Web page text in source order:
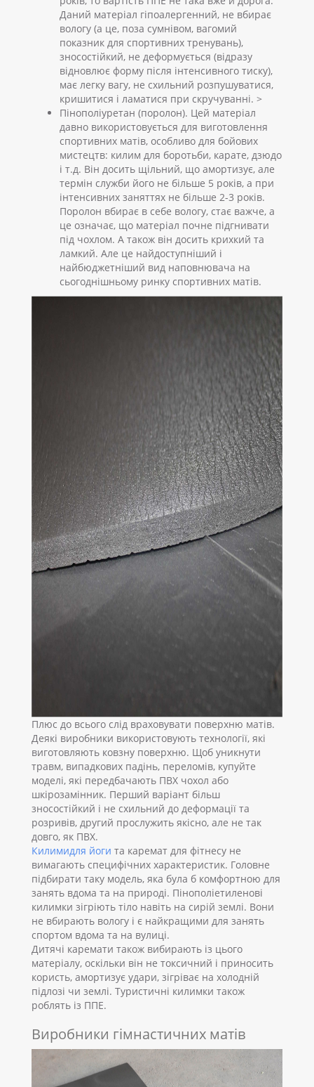
Даний матеріал гіпоалергенний, не вбирає
вологу (а це, поза сумнівом, вагомий
показник для спортивних тренувань),
зносостійкий, не деформується (відразу
відновлює форму після інтенсивного тиску),
має легку вагу, не схильний розпушуватися,
кришитися і ламатися при скручуванні. >
Пінополіуретан (поролон). Цей матеріал
давно використовується для виготовлення
спортивних матів, особливо для бойових
мистецтв: килим для боротьби, карате, дзюдо
і т.д. Він досить щільний, що амортизує, але
термін служби його не більше 5 років, а при
інтенсивних заняттях не більше 2-3 років.
Поролон вбирає в себе вологу, стає важче, а
це означає, що матеріал почне підгнивати
під чохлом. А також він досить крихкий та
ламкий. Але це найдоступніший і
найбюджетніший вид наповнювача на
сьогоднішньому ринку спортивних матів.
Плюс до всього слід враховувати поверхню матів.
Деякі виробники використовують технології, які
виготовляють ковзну поверхню. Щоб уникнути
травм, випадкових падінь, переломів, купуйте
моделі, які передбачають ПВХ чохол або
шкірозамінник. Перший варіант більш
зносостійкий і не схильний до деформації та
розривів, другий прослужить якісно, але не так
довго, як ПВХ.
Килимидля йоги та каремат для фітнесу не
вимагають специфічних характеристик. Головне
підбирати таку модель, яка була б комфортною для
занять вдома та на природі. Пінополіетиленові
килимки зігріють тіло навіть на сирій землі. Вони
не вбирають вологу і є найкращими для занять
спортом вдома та на вулиці.
Дитячі каремати також вибирають із цього
матеріалу, оскільки він не токсичний і приносить
користь, амортизує удари, зігріває на холодній
підлозі чи землі. Туристичні килимки також
роблять із ППЕ.
Виробники гімнастичних матів